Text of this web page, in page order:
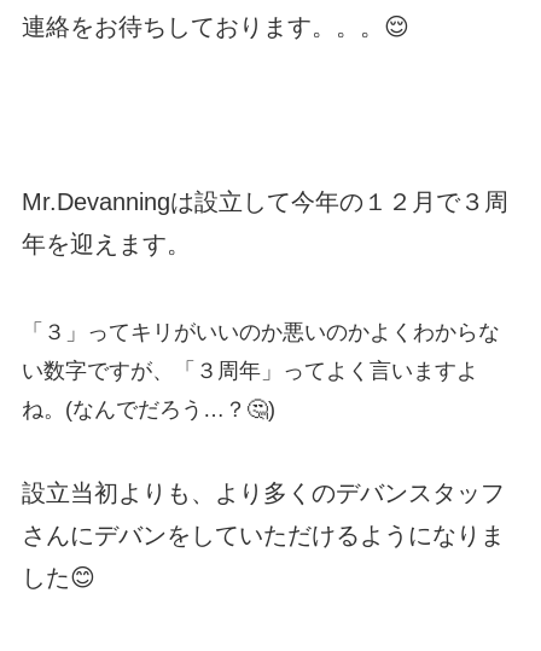
連絡をお待ちしております。。。😌
Mr.Devanningは設立して今年の１２月で３周
年を迎えます。
「３」ってキリがいいのか悪いのかよくわからな
い数字ですが、「３周年」ってよく言いますよ
ね。(なんでだろう…？🤔)
設立当初よりも、より多くのデバンスタッフ
さんにデバンをしていただけるようになりま
した😊